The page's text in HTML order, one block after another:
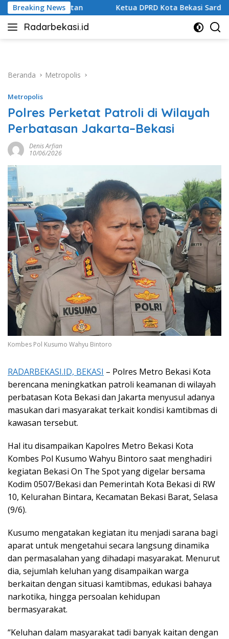
Langsung
ke
konten
Breaking News
DPRD Kota Bekasi Sardi Efendi: Efisiensi Anggaran Jangan
Radarbekasi.id
Berita
Beranda
Metropolis
Metropolis
Polres Perketat Patroli di Wilayah
Perbatasan Jakarta–Bekasi
Denis Arfian
10/06/2026
Kombes Pol Kusumo Wahyu Bintoro
RADARBEKASI.ID, BEKASI – Polres Metro Bekasi Kota
berencana meningkatkan patroli keamanan di wilayah
perbatasan Kota Bekasi dan Jakarta menyusul adanya
masukan dari masyarakat terkait kondisi kamtibmas di
kawasan tersebut.
Hal itu disampaikan Kapolres Metro Bekasi Kota
Kombes Pol Kusumo Wahyu Bintoro saat menghadiri
kegiatan Bekasi On The Spot yang digelar bersama
Kodim 0507/Bekasi dan Pemerintah Kota Bekasi di RW
10, Kelurahan Bintara, Kecamatan Bekasi Barat, Selasa
(9/6).
Kusumo mengatakan kegiatan itu menjadi sarana bagi
aparat untuk mengetahui secara langsung dinamika
dan permasalahan yang dihadapi masyarakat. Menurut
dia, sejumlah keluhan yang disampaikan warga
berkaitan dengan situasi kamtibmas, edukasi bahaya
narkotika, hingga persoalan kehidupan
bermasyarakat.
“Keluhan dalam masyarakat tadi banyak kaitan dengan